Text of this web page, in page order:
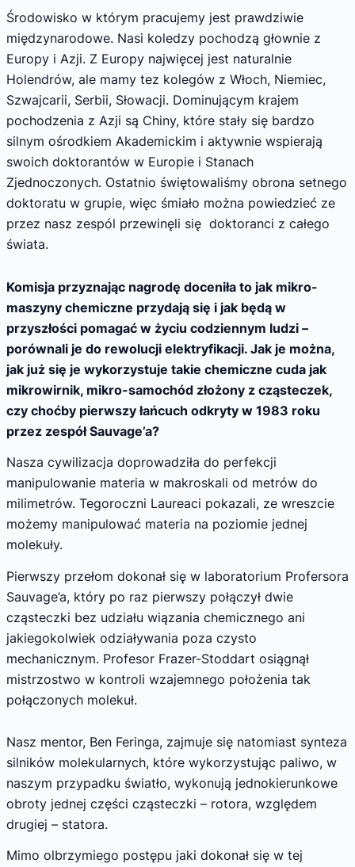
Środowisko w którym pracujemy jest prawdziwie
międzynarodowe. Nasi koledzy pochodzą głownie z
Europy i Azji. Z Europy najwięcej jest naturalnie
Holendrów, ale mamy tez kolegów z Włoch, Niemiec,
Szwajcarii, Serbii, Słowacji. Dominującym krajem
pochodzenia z Azji są Chiny, które stały się bardzo
silnym ośrodkiem Akademickim i aktywnie wspierają
swoich doktorantów w Europie i Stanach
Zjednoczonych. Ostatnio świętowaliśmy obrona setnego
doktoratu w grupie, więc śmiało można powiedzieć ze
przez nasz zespól przewinęli się doktoranci z całego
świata.
Komisja przyznając nagrodę doceniła to jak mikro-
maszyny chemiczne przydają się i jak będą w
przyszłości pomagać w życiu codziennym ludzi –
porównali je do rewolucji elektryfikacji. Jak je można,
jak już się je wykorzystuje takie chemiczne cuda jak
mikrowirnik, mikro-samochód złożony z cząsteczek,
czy choćby pierwszy łańcuch odkryty w 1983 roku
przez zespół Sauvage’a?
Nasza cywilizacja doprowadziła do perfekcji
manipulowanie materia w makroskali od metrów do
milimetrów. Tegoroczni Laureaci pokazali, ze wreszcie
możemy manipulować materia na poziomie jednej
molekuły.
Pierwszy przełom dokonał się w laboratorium Profersora
Sauvage’a, który po raz pierwszy połączył dwie
cząsteczki bez udziału wiązania chemicznego ani
jakiegokolwiek odziaływania poza czysto
mechanicznym. Profesor Frazer-Stoddart osiągnął
mistrzostwo w kontroli wzajemnego położenia tak
połączonych molekuł.
Nasz mentor, Ben Feringa, zajmuje się natomiast synteza
silników molekularnych, które wykorzystując paliwo, w
naszym przypadku światło, wykonują jednokierunkowe
obroty jednej części cząsteczki – rotora, względem
drugiej – statora.
Mimo olbrzymiego postępu jaki dokonał się w tej